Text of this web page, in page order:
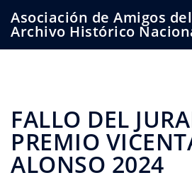
Asociación de Amigos del
Archivo Histórico
FALLO DEL
PREMIO
ALONSO 2024